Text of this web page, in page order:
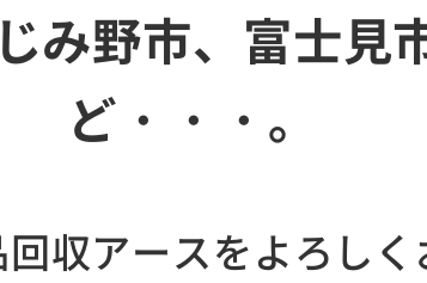
み野市、富士見
ど・・・。
収アースをよろし